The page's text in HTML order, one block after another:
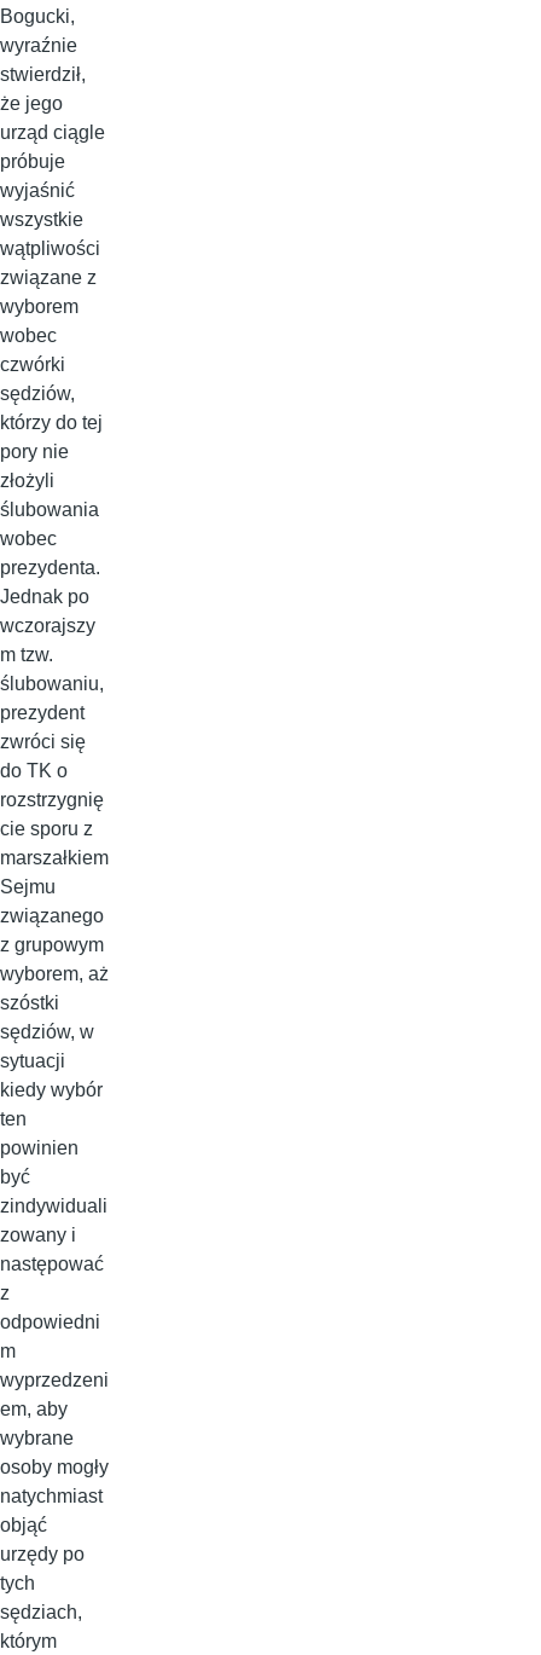
Bogucki,
wyraźnie
stwierdził,
że jego
urząd ciągle
próbuje
wyjaśnić
wszystkie
wątpliwości
związane z
wyborem
wobec
czwórki
sędziów,
którzy do tej
pory nie
złożyli
ślubowania
wobec
prezydenta.
Jednak po
wczorajszy
m tzw.
ślubowaniu,
prezydent
zwróci się
do TK o
rozstrzygnię
cie sporu z
marszałkiem
Sejmu
związanego
z grupowym
wyborem, aż
szóstki
sędziów, w
sytuacji
kiedy wybór
ten
powinien
być
zindywiduali
zowany i
następować
z
odpowiedni
m
wyprzedzeni
em, aby
wybrane
osoby mogły
natychmiast
objąć
urzędy po
tych
sędziach,
którym